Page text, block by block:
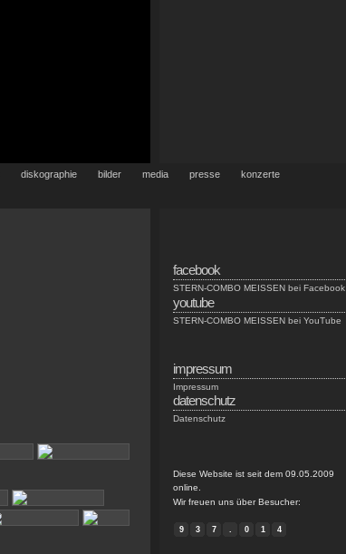
diskographie bilder media presse konzerte
facebook
STERN-COMBO MEISSEN bei Facebook
youtube
STERN-COMBO MEISSEN bei YouTube
impressum
Impressum
datenschutz
Datenschutz
Diese Website ist seit dem 09.05.2009
online.
Wir freuen uns über Besucher:
9 3 7 . 0 1 4